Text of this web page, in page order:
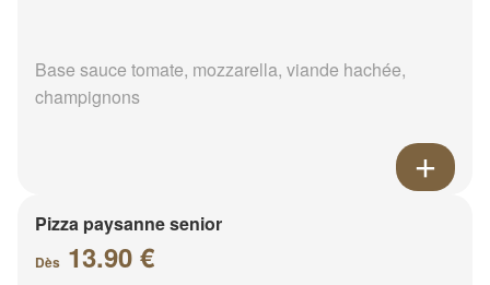
Base sauce tomate, mozzarella, viande hachée,
champignons
Pizza paysanne senior
Dès 13.90 €